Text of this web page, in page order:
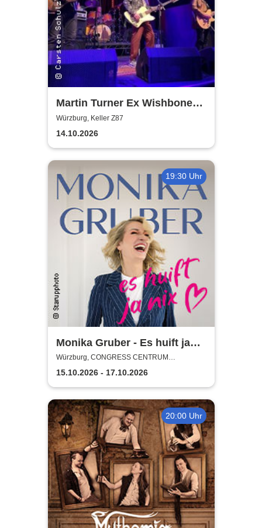
Martin Turner Ex Wishbone
Ash - Two Eras Tour 2026
Würzburg, Keller Z87
14.10.2026
19:30 Uhr
Monika Gruber - Es huift ja
nix
Würzburg, CONGRESS CENTRUM
WÜRZBURG
15.10.2026 - 17.10.2026
20:00 Uhr